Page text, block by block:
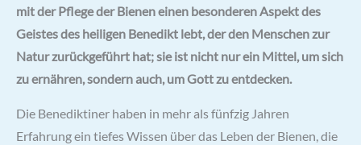
mit der Pflege der Bienen einen besonderen Aspekt des
Geistes des heiligen Benedikt lebt, der den Menschen zur
Natur zurückgeführt hat; sie ist nicht nur ein Mittel, um sich
zu ernähren, sondern auch, um Gott zu entdecken.
Die Benediktiner haben in mehr als fünfzig Jahren
Erfahrung ein tiefes Wissen über das Leben der Bienen, die